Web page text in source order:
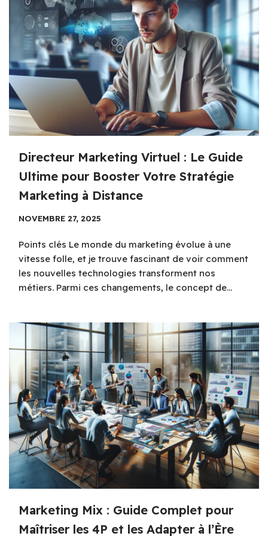
Directeur Marketing Virtuel : Le Guide
Ultime pour Booster Votre Stratégie
Marketing à Distance
NOVEMBRE 27, 2025
Points clés Le monde du marketing évolue à une
vitesse folle, et je trouve fascinant de voir comment
les nouvelles technologies transforment nos
métiers. Parmi ces changements, le concept de…
Marketing Mix : Guide Complet pour
Maîtriser les 4P et les Adapter à l’Ère